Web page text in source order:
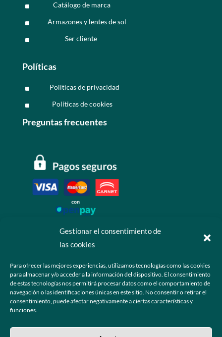
Gestionar el consentimiento de
las cookies
Para ofrecer las mejores experiencias, utilizamos tecnologías como las cookies
para almacenar y/o acceder a la información del dispositivo. El consentimiento
de estas tecnologías nos permitirá procesar datos como el comportamiento de
navegación o las identificaciones únicas en este sitio. No consentir o retirar el
consentimiento, puede afectar negativamente a ciertas características y
funciones.
^ Catálogo de marca
^ Armazones y lentes de sol
^ Ser cliente
Políticas
^ Politicas de privacidad
^ Políticas de cookies
Preguntas frecuentes
 +52 55 6173 7725 (Ventas)
 hola@grupo-omk.com
© 2025 Grupo OMK – Todos los derechos reservados